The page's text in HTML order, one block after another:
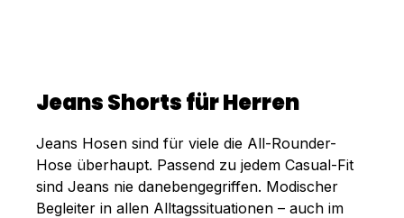
Jeans Shorts für Herren
Jeans Hosen sind für viele die All-Rounder-
Hose überhaupt. Passend zu jedem Casual-Fit
sind Jeans nie danebengegriffen. Modischer
Begleiter in allen Alltagssituationen – auch im